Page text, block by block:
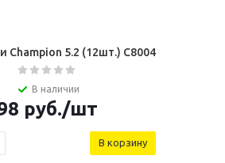
Champion 5.2 (12шт.) C8004
В наличии
руб./шт
В корзину